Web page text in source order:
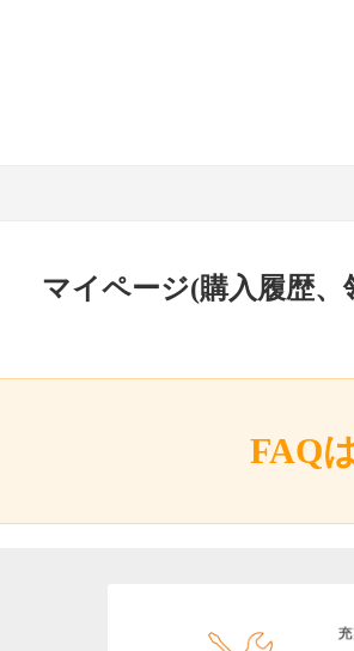
マイページ(購入履歴、
FAQ